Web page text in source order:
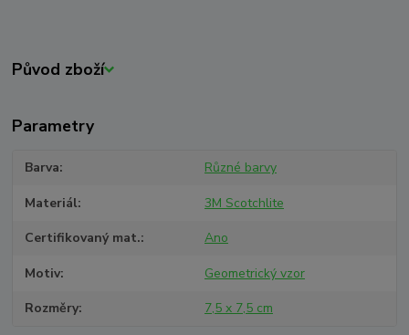
Původ zboží
Parametry
Barva Různé barvy
Materiál 3M Scotchlite
Certifikovaný mat. Ano
Motiv Geometrický vzor
Rozměry 7,5 x 7,5 cm